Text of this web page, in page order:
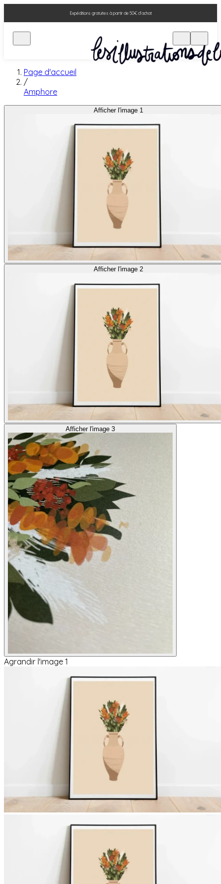
Expéditions gratuites à partir de 50€ d'achat
Page d'accueil
/
Amphore
Afficher l'image 1
Afficher l'image 2
Afficher l'image 3
Agrandir l'image 1